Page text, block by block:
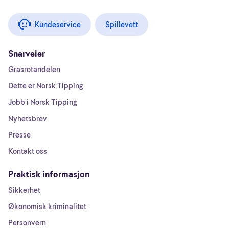
Kundeservice Spillevett
Snarveier
Grasrotandelen
Dette er Norsk Tipping
Jobb i Norsk Tipping
Nyhetsbrev
Presse
Kontakt oss
Praktisk informasjon
Sikkerhet
Økonomisk kriminalitet
Personvern